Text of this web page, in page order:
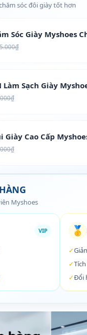
sóc đôi giày tốt hơn
Sóc Giày Myshoes
Sạch Giày
Giày Cao Cấp
Myshoes
VIP 🥇
✓
✓
✓Đổi